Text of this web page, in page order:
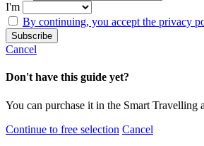
I'm
By continuing, you accept the privacy
Cancel
Don't have this guide yet?
You can purchase it in the Smart Travelling
Continue to free selection Cancel